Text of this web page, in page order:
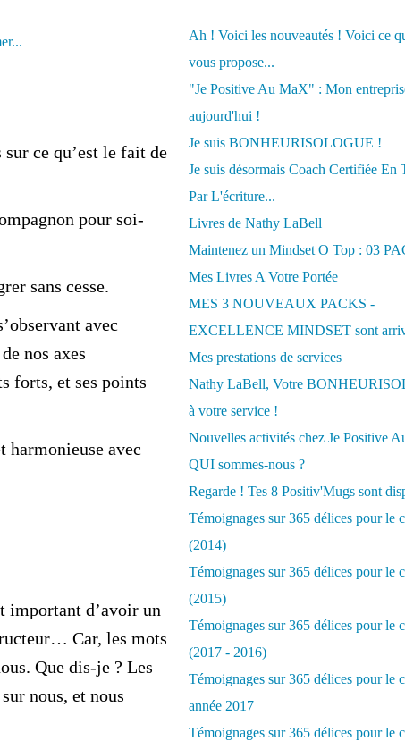
ce qu’est le fait de
pour soi-
sans cesse.
avec
nos axes
forts, et ses points
harmonieuse avec
important d’avoir un
Car, les mots
Que dis-je ? Les
nous, et nous
Ah ! Voici les nouveautés ! Voici ce
vous propose...
"Je Positive Au MaX" : Mon
aujourd'hui !
Je suis BONHEURISOLOGUE !
Je suis désormais Coach Certifiée En
Par L'écriture...
Livres de Nathy LaBell
Maintenez un Mindset O Top : 03
Mes Livres A Votre Portée
MES 3 NOUVEAUX PACKS -
EXCELLENCE MINDSET sont
Mes prestations de services
Nathy LaBell, Votre
à votre service !
Nouvelles activités chez Je Positive
QUI sommes-nous ?
Regarde ! Tes 8 Positiv'Mugs sont
Témoignages sur 365 délices pour le
(2014)
Témoignages sur 365 délices pour le
(2015)
Témoignages sur 365 délices pour le
(2017 - 2016)
Témoignages sur 365 délices pour le
année 2017
Témoignages sur 365 délices pour le